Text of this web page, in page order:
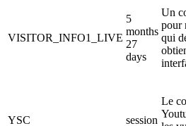
VISITOR_INFO1_LIVE
5
months
27
days
Un
pour
qui
YSC session
Le